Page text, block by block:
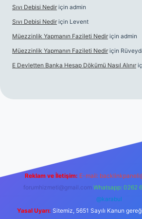
Sıvı Debisi Nedir için admin
Sıvı Debisi Nedir için Levent
Müezzinlik Yapmanın Fazileti Nedir için admin
Müezzinlik Yapmanın Fazileti Nedir için
E Devletten Banka Hesap Dökümü Nasıl Alınır
Reklam ve İletişim: E-mail:
forumhizmeti@gmail.com Whatsapp: 0262
@karabul
Yasal Uyarı: Sitemiz, 5651 Sayılı Kanun